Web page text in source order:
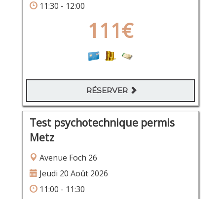
11:30 - 12:00
111€
RÉSERVER
Test psychotechnique permis
Metz
Avenue Foch 26
Jeudi 20 Août 2026
11:00 - 11:30